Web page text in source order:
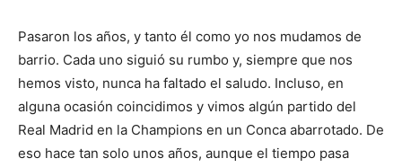
Pasaron los años, y tanto él como yo nos mudamos de
barrio. Cada uno siguió su rumbo y, siempre que nos
hemos visto, nunca ha faltado el saludo. Incluso, en
alguna ocasión coincidimos y vimos algún partido del
Real Madrid en la Champions en un Conca abarrotado. De
eso hace tan solo unos años, aunque el tiempo pasa